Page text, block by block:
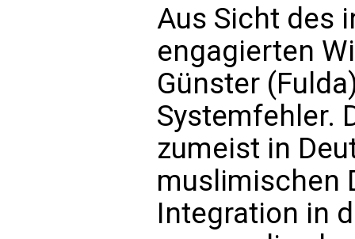
Aus Sicht des
engagierten
Günster
Systemfehler.
zumeist in
muslimischen
Integration in